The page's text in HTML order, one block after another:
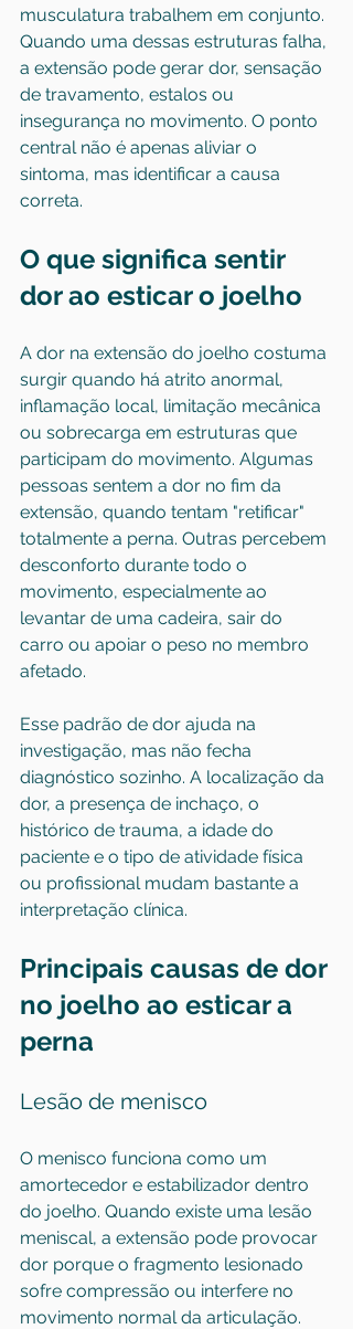
musculatura trabalhem em conjunto.
Quando uma dessas estruturas falha,
a extensão pode gerar dor, sensação
de travamento, estalos ou
insegurança no movimento. O ponto
central não é apenas aliviar o
sintoma, mas identificar a causa
correta.
O que significa sentir
dor ao esticar o joelho
A dor na extensão do joelho costuma
surgir quando há atrito anormal,
inflamação local, limitação mecânica
ou sobrecarga em estruturas que
participam do movimento. Algumas
pessoas sentem a dor no fim da
extensão, quando tentam "retificar"
totalmente a perna. Outras percebem
desconforto durante todo o
movimento, especialmente ao
levantar de uma cadeira, sair do
carro ou apoiar o peso no membro
afetado.
Esse padrão de dor ajuda na
investigação, mas não fecha
diagnóstico sozinho. A localização da
dor, a presença de inchaço, o
histórico de trauma, a idade do
paciente e o tipo de atividade física
ou profissional mudam bastante a
interpretação clínica.
Principais causas de dor
no joelho ao esticar a
perna
Lesão de menisco
O menisco funciona como um
amortecedor e estabilizador dentro
do joelho. Quando existe uma lesão
meniscal, a extensão pode provocar
dor porque o fragmento lesionado
sofre compressão ou interfere no
movimento normal da articulação.